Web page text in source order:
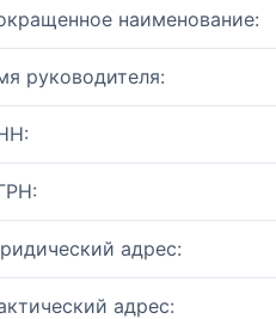
наименование:
руководителя:
адрес:
адрес: